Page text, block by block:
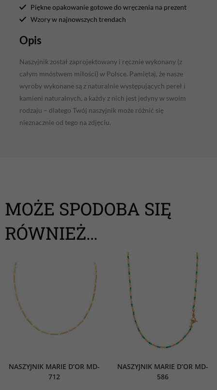
Piękne opakowanie gotowe do wręczenia na prezent
Wzory w najnowszych trendach
Opis
Naszyjnik został zaprojektowany i ręcznie wykonany (z
całym mnóstwem miłości) w Polsce. Pamiętaj, że nasze
wyroby wykonane są z naturalnie występujących pereł i
kamieni naturalnych, a każdy z nich jest jedyny w swoim
rodzaju – dlatego Twój naszyjnik może różnić się
nieznacznie od tego na zdjęciu.
MOŻE SPODOBA SIĘ
RÓWNIEŻ…
NASZYJNIK MARIE D’OR MD-
712
NASZYJNIK MARIE D’OR MD-
586